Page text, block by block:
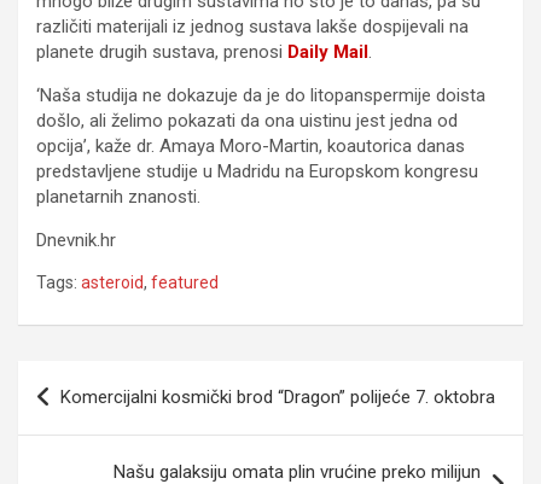
različiti materijali iz jednog sustava lakše dospijevali na
planete drugih sustava, prenosi Daily Mail.
‘Naša studija ne dokazuje da je do litopanspermije doista
došlo, ali želimo pokazati da ona uistinu jest jedna od
opcija’, kaže dr. Amaya Moro-Martin, koautorica danas
predstavljene studije u Madridu na Europskom kongresu
planetarnih znanosti.
Dnevnik.hr
Tags: asteroid, featured
Navigacija
članaka
Komercijalni kosmički brod “Dragon” polijeće 7. oktobra
Našu galaksiju omata plin vrućine preko milijun